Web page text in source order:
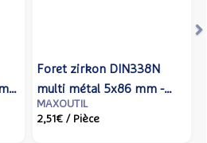
Foret zirkon DIN338N
multi métal 5x86 mm -
IZAR - 14758 - Izar cutting
MAXOUTIL
2,51€ / Pièce